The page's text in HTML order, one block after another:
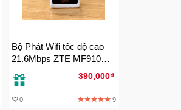
Bộ Phát Wifi tốc độ cao
21.6Mbps ZTE MF910
390,000₫
0 9